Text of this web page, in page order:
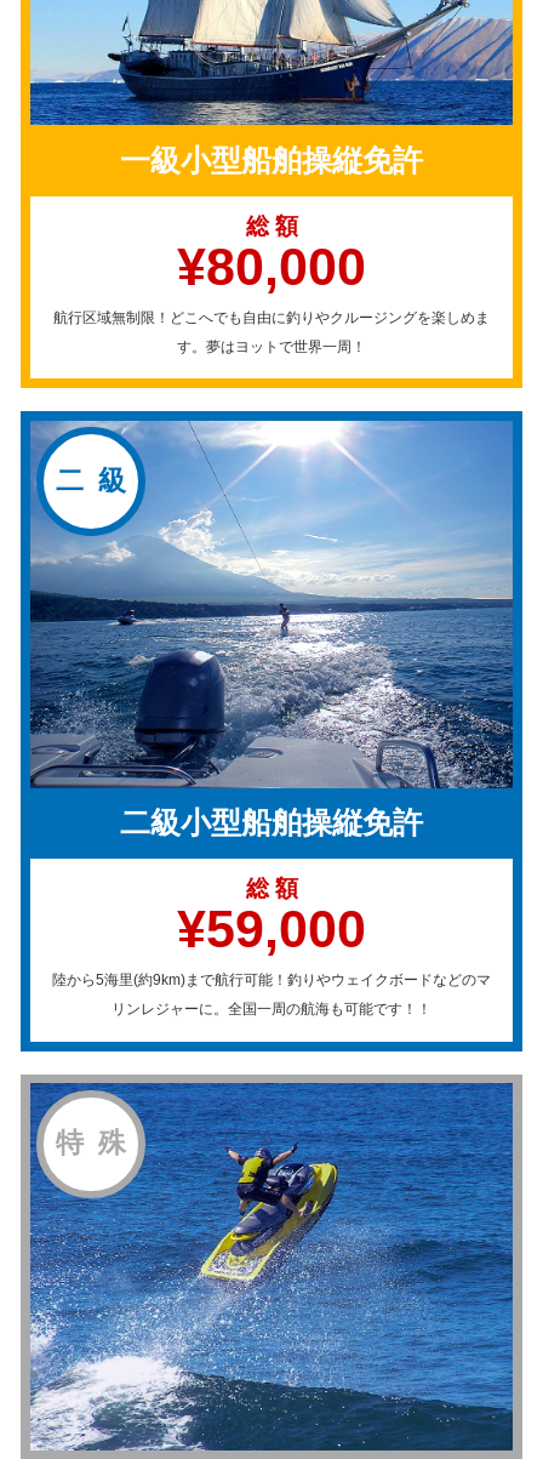
一級小型船舶操縦免許
総 額
¥80,000
航行区域無制限！どこへでも自由に釣りやクルージングを楽しめま
す。夢はヨットで世界一周！
二 級
二級小型船舶操縦免許
総 額
¥59,000
陸から5海里(約9km)まで航行可能！釣りやウェイクボードなどのマ
リンレジャーに。全国一周の航海も可能です！！
特 殊